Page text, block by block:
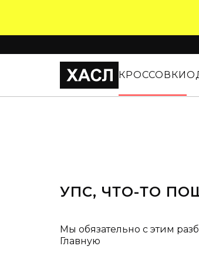
КРОССОВКИ
УПС, ЧТО-ТО
Мы обязательно с этим
Главную